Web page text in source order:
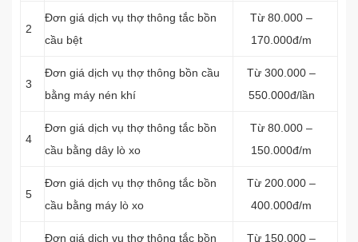
2
Đơn giá dịch vụ thợ thông tắc bồn
cầu bệt
Từ 80.000 –
170.000đ/m
3
Đơn giá dịch vụ thợ thông bồn cầu
bằng máy nén khí
Từ 300.000 –
550.000đ/lần
4
Đơn giá dịch vụ thợ thông tắc bồn
cầu bằng dây lò xo
Từ 80.000 –
150.000đ/m
5
Đơn giá dịch vụ thợ thông tắc bồn
cầu bằng máy lò xo
Từ 200.000 –
400.000đ/m
Đơn giá dịch vụ thợ thông tắc bồn
Từ 150.000 –